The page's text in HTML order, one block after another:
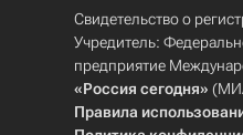
Свидетельство о
Учредитель:
предприятие
«Россия сегодня»
Правила